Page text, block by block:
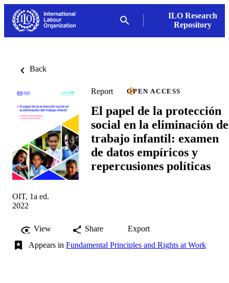
ILO Research
Repository
Back
Report OPEN ACCESS
El papel de la protección
social en la eliminación
trabajo infantil: examen
de datos empíricos y
repercusiones políticas
OIT, 1a ed.
2022
View Share
Export
Appears in Fundamental Principles and Rights at Work